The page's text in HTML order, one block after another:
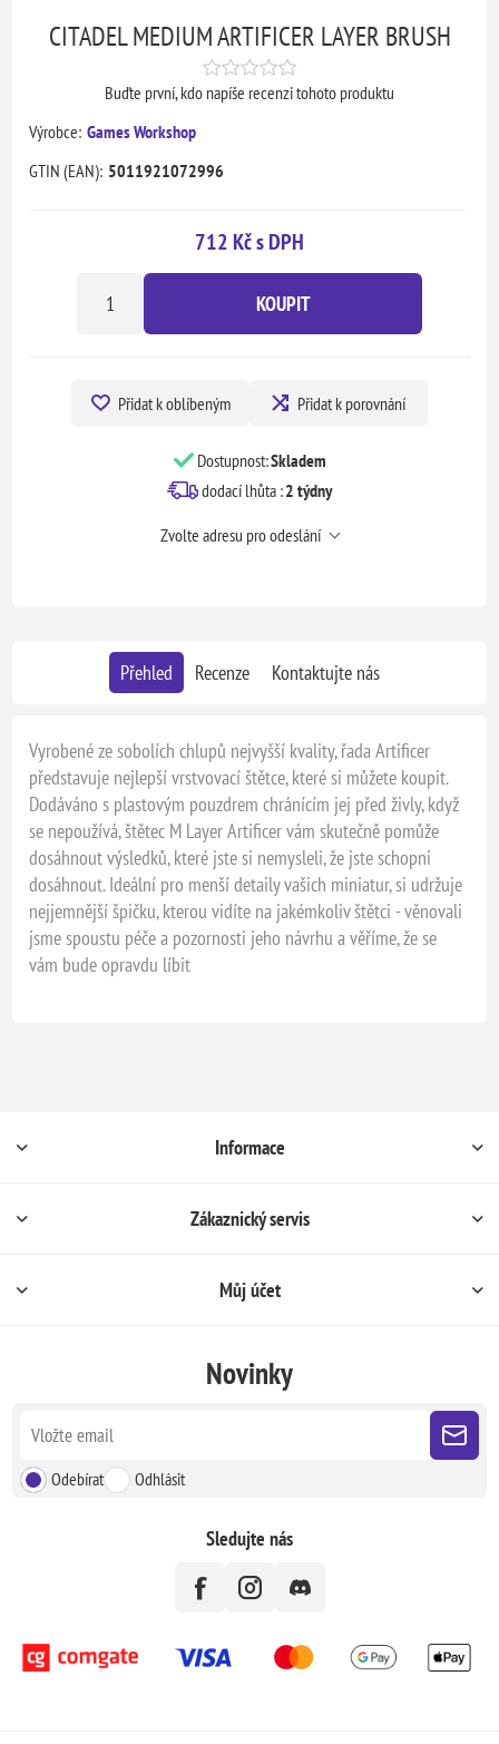
CITADEL MEDIUM ARTIFICER LAYER BRUSH
Buďte první, kdo napíše recenzi tohoto produktu
Výrobce: Games Workshop
GTIN (EAN): 5011921072996
712 Kč s DPH
KOUPIT
Přidat k oblíbeným Přidat k porovnání
Dostupnost:Skladem
dodací lhůta :2 týdny
Zvolte adresu pro odeslání
Přehled Recenze Kontaktujte nás
Vyrobené ze sobolích chlupů nejvyšší kvality, řada Artificer
představuje nejlepší vrstvovací štětce, které si můžete koupit.
Dodáváno s plastovým pouzdrem chránícím jej před živly, když
se nepoužívá, štětec M Layer Artificer vám skutečně pomůže
dosáhnout výsledků, které jste si nemysleli, že jste schopni
dosáhnout. Ideální pro menší detaily vašich miniatur, si udržuje
nejjemnější špičku, kterou vidíte na jakémkoliv štětci - věnovali
jsme spoustu péče a pozornosti jeho návrhu a věříme, že se
vám bude opravdu líbit
Informace
Zákaznický servis
Můj účet
Novinky
Odebírat Odhlásit
Sledujte nás